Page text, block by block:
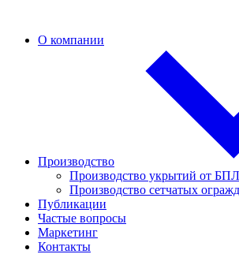
О компании
Производство
Производство укрытий от
Производство сетчатых
Публикации
Частые вопросы
Маркетинг
Контакты